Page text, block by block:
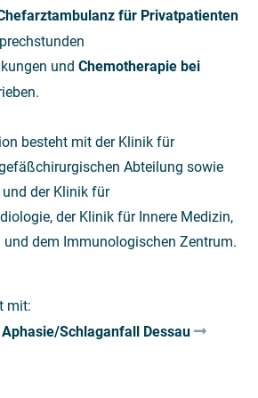
für Privatpatienten
und Chemotherapie bei
besteht mit der Klinik für
Abteilung sowie
der Klinik für
der Klinik für Innere Medizin,
dem Immunologischen Zentrum.
mit:
Schlaganfall Dessau